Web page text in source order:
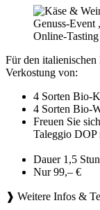
Genuss-
Online-
Für den
Verkostung von:
4 Sorten Bio-
4 Sorten Bio-
Freuen Sie
Taleggio
Dauer 1,5
Nur 99,– €
❱ Weitere Infos &